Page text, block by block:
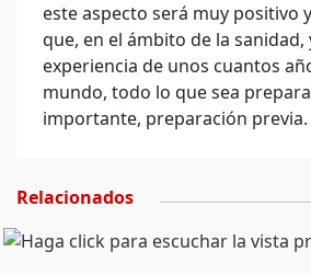
este aspecto será muy positivo
que, en el ámbito de la
experiencia de unos cuantos
mundo, todo lo que sea
importante, preparación previa.
Relacionados